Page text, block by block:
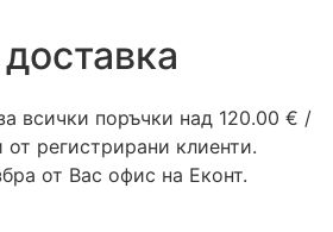
всички поръчки над 120.00 € /
от регистрирани клиенти.
от Вас офис на Еконт.